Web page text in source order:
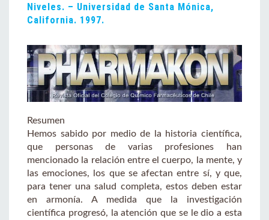
Niveles. – Universidad de Santa Mónica,
California. 1997.
Resumen
Hemos sabido por medio de la historia científica,
que personas de varias profesiones han
mencionado la relación entre el cuerpo, la mente, y
las emociones, los que se afectan entre sí, y que,
para tener una salud completa, estos deben estar
en armonía. A medida que la investigación
científica progresó, la atención que se le dio a esta